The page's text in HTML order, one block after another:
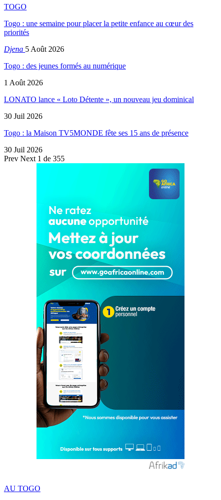
TOGO
Togo : une semaine pour placer la petite enfance au cœur des
priorités
Djena 5 Août 2026
Togo : des jeunes formés au numérique
1 Août 2026
LONATO lance « Loto Détente », un nouveau jeu dominical
30 Juil 2026
Togo : la Maison TV5MONDE fête ses 15 ans de présence
30 Juil 2026
Prev Next 1 de 355
AU TOGO